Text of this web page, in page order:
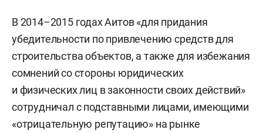
В 2014–2015 годах Аитов «для придания
убедительности по привлечению средств для
строительства объектов, а также для избежания
сомнений со стороны юридических
и физических лиц в законности своих действий»
сотрудничал с подставными лицами, имеющими
«отрицательную репутацию» на рынке